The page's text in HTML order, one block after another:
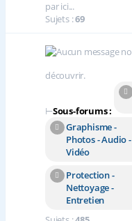
par ici...
Sujets :69
découvrir.
⊢Sous-forums :
Graphisme -
Photos - Audio -
Vidéo
Protection -
Nettoyage -
Entretien